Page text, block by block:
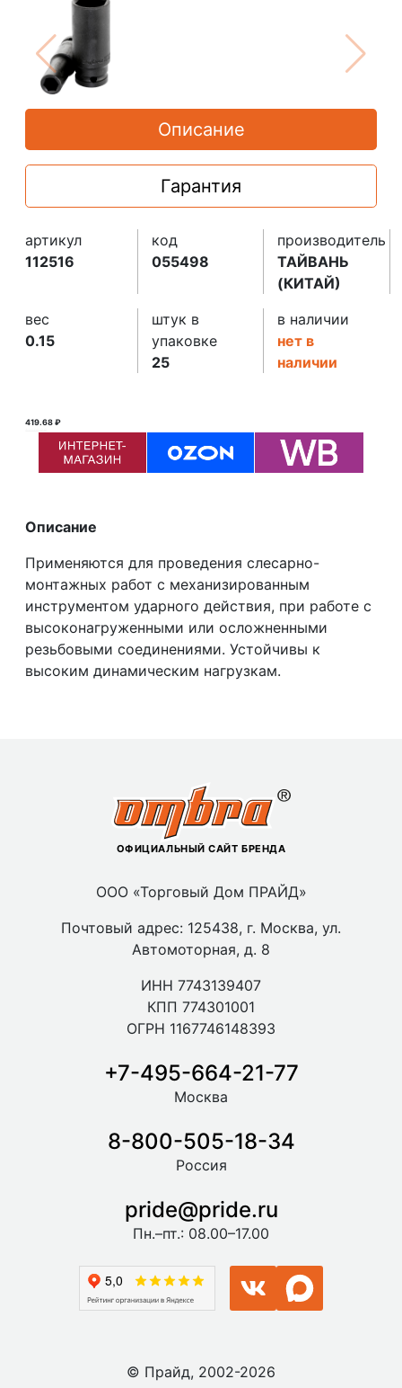
Описание
Гарантия
артикул
112516
код
055498
производитель
ТАЙВАНЬ
(КИТАЙ)
вес
0.15
штук в
упаковке
25
в наличии
нет в
наличии
419.68 ₽
Описание
Применяются для проведения слесарно-
монтажных работ с механизированным
инструментом ударного действия, при работе с
высоконагруженными или осложненными
резьбовыми соединениями. Устойчивы к
высоким динамическим нагрузкам.
ОФИЦИАЛЬНЫЙ САЙТ БРЕНДА
ООО «Торговый Дом ПРАЙД»
Почтовый адрес: 125438, г. Москва, ул.
Автомоторная, д. 8
ИНН 7743139407
КПП 774301001
ОГРН 1167746148393
+7-495-664-21-77
Москва
8-800-505-18-34
Россия
pride@pride.ru
Пн.–пт.: 08.00–17.00
© Прайд, 2002-2026